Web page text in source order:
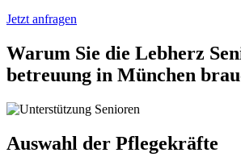
Jetzt anfragen
Warum Sie die Lebherz
betreuung in München
Auswahl der Pflegekräfte